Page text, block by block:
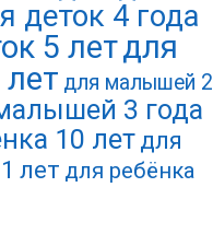
деток 4 года
5 летдля
для малышей 2
3 года
10 летдля
лет для ребёнка